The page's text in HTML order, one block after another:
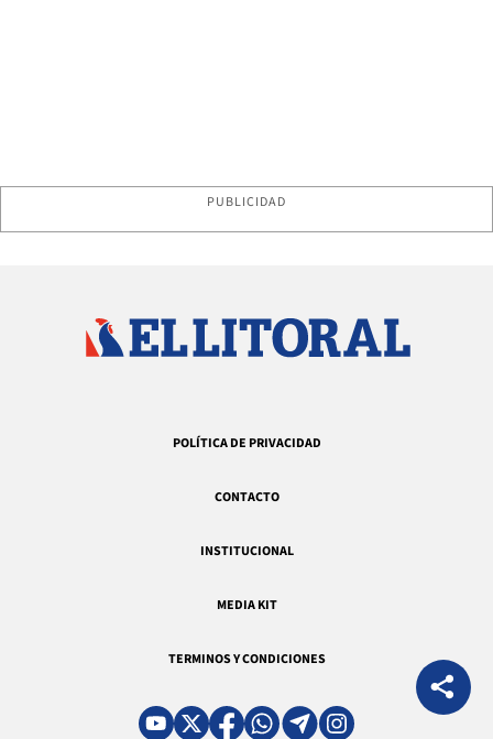
PUBLICIDAD
POLÍTICA DE PRIVACIDAD
CONTACTO
INSTITUCIONAL
MEDIA KIT
TERMINOS Y CONDICIONES